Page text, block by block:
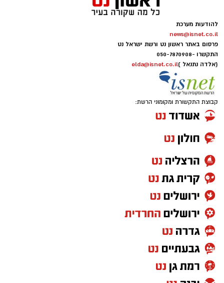
להודעות מערכת
news@isnet.co.il
פרסום באתר ראשון נט ורשת ישראל נט
התקשרו -050-7870908
(אלדה נתנאל )elda@isnet.co.il
קבוצת התקשורת ומקומוני הרשת: